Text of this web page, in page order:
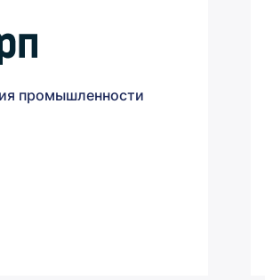
промышленности